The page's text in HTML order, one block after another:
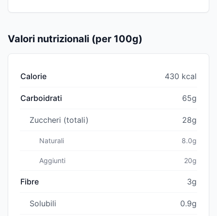
Valori nutrizionali (per 100g)
Calorie 430 kcal
Carboidrati 65g
Zuccheri (totali) 28g
Naturali 8.0g
Aggiunti 20g
Fibre 3g
Solubili 0.9g